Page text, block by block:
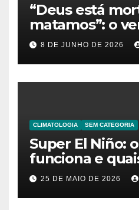
“Deus está
matamos”: o
significado da
Friedrich
8 DE JUNHO DE 2026
CLIMATOLOGIA SEM CATEGORIA
Super El Niño:
funciona e
os impactos
climático
no mundo
25 DE MAIO DE 2026